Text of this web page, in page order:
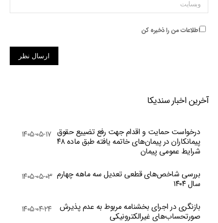
اطلاعات من را ذخیره کن
ارسال نظر
آخرین اخبار سندیکا
درخواست حمایت و اقدام جهت رفع تضییع حقوق
پیمانکاران در پیمان‌های خاتمه یافته طبق ماده ۴۸
شرایط عمومی پیمان
۱۴۰۵-۰۵-۱۷
بررسی شاخص‌های قطعی تعدیل سه ماهه چهارم
سال ۱۴۰۴
۱۴۰۵-۰۵-۰۳
بازنگری در اجرای بخشنامه مربوط به عدم پذیرش
صورتحساب‌های غیرالکترونیکی
۱۴۰۵-۰۴-۲۴